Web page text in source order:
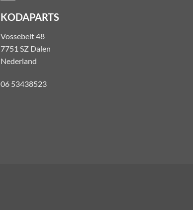
KODAPARTS
Vossebelt 48
7751 SZ Dalen
Nederland
06 53438523